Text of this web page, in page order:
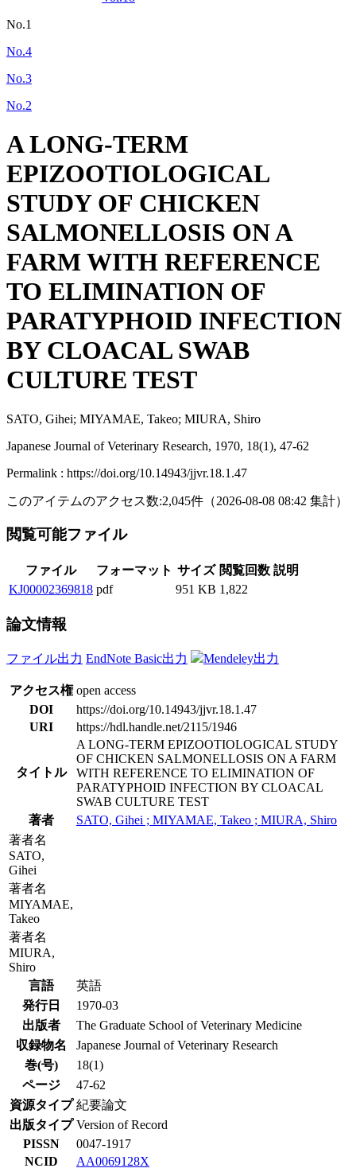
No.1
No.4
No.3
No.2
A LONG-TERM
EPIZOOTIOLOGICAL
STUDY OF CHICKEN
SALMONELLOSIS ON A
FARM WITH REFERENCE
TO ELIMINATION OF
PARATYPHOID INFECTION
BY CLOACAL SWAB
CULTURE TEST
SATO, Gihei; MIYAMAE, Takeo; MIURA, Shiro
Japanese Journal of Veterinary Research, 1970, 18(1), 47-62
Permalink : https://doi.org/10.14943/jjvr.18.1.47
このアイテムのアクセス数:2,045件 （2026-08-08 08:42 集計）
閲覧可能ファイル
ファイル フォーマット サイズ 閲覧回数 説明
KJ00002369818 pdf 951 KB 1,822
論文情報
ファイル出力 EndNote Basic出力 Mendeley出力
アクセス権 open access
DOI
https://doi.org/10.14943/jjvr.18.1.47
URI
https://hdl.handle.net/2115/1946
タイトル
A LONG-TERM EPIZOOTIOLOGICAL STUDY
OF CHICKEN SALMONELLOSIS ON A FARM
WITH REFERENCE TO ELIMINATION OF
PARATYPHOID INFECTION BY CLOACAL
SWAB CULTURE TEST
著者
SATO, Gihei ; MIYAMAE, Takeo ; MIURA, Shiro
著者名
SATO,
Gihei
著者名
MIYAMAE,
Takeo
著者名
MIURA,
Shiro
言語
英語
発行日
1970-03
出版者
The Graduate School of Veterinary Medicine
収録物名
Japanese Journal of Veterinary Research
巻(号)
18(1)
ページ
47-62
資源タイプ 紀要論文
出版タイプ Version of Record
PISSN
0047-1917
NCID
AA0069128X